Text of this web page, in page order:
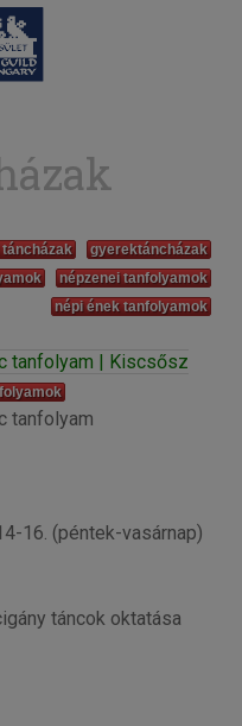
gyerektáncházak
népzenei tanfolyamok
népi ének tanfolyamok
tanfolyam | Kiscsősz
tanfolyam
16. (péntek-vasárnap)
táncok oktatása